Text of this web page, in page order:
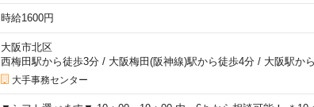
時給1600円
大阪市北区
西梅田駅から徒歩3分/ 大阪梅田(阪神線)駅から徒歩4分/ 大阪駅か
大手事務センター